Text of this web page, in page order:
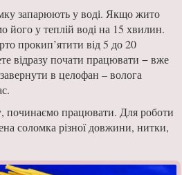
запарюють у воді. Якщо жито
його у теплій воді на 15 хвилин.
прокип’ятити від 5 до 20
відразу почати працювати − вже
в целофан – волога
починаємо працювати. Для роботи
соломка різної довжини, нитки,